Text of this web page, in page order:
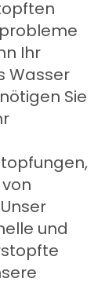
Ihr
Wasser
Sie
und